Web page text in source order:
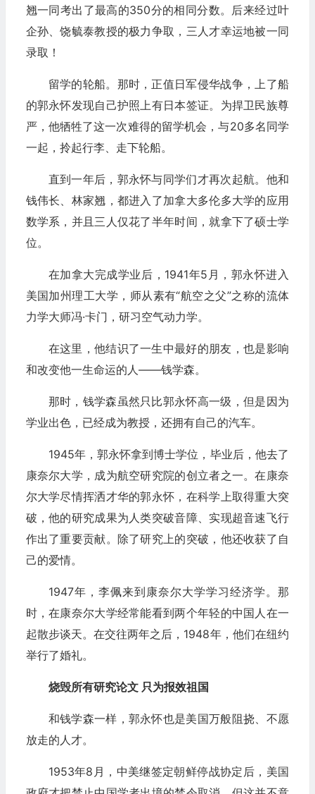
翘一同考出了最高的350分的相同分数。后来经过叶
企孙、饶毓泰教授的极力争取，三人才幸运地被一同
录取！
留学的轮船。那时，正值日军侵华战争，上了船
的郭永怀发现自己护照上有日本签证。为捍卫民族尊
严，他牺牲了这一次难得的留学机会，与20多名同学
一起，拎起行李、走下轮船。
直到一年后，郭永怀与同学们才再次起航。他和
钱伟长、林家翘，都进入了加拿大多伦多大学的应用
数学系，并且三人仅花了半年时间，就拿下了硕士学
位。
在加拿大完成学业后，1941年5月，郭永怀进入
美国加州理工大学，师从素有“航空之父”之称的流体
力学大师冯·卡门，研习空气动力学。
在这里，他结识了一生中最好的朋友，也是影响
和改变他一生命运的人——钱学森。
那时，钱学森虽然只比郭永怀高一级，但是因为
学业出色，已经成为教授，还拥有自己的汽车。
1945年，郭永怀拿到博士学位，毕业后，他去了
康奈尔大学，成为航空研究院的创立者之一。在康奈
尔大学尽情挥洒才华的郭永怀，在科学上取得重大突
破，他的研究成果为人类突破音障、实现超音速飞行
作出了重要贡献。除了研究上的突破，他还收获了自
己的爱情。
1947年，李佩来到康奈尔大学学习经济学。那
时，在康奈尔大学经常能看到两个年轻的中国人在一
起散步谈天。在交往两年之后，1948年，他们在纽约
举行了婚礼。
烧毁所有研究论文 只为报效祖国
和钱学森一样，郭永怀也是美国万般阻挠、不愿
放走的人才。
1953年8月，中美继签定朝鲜停战协定后，美国